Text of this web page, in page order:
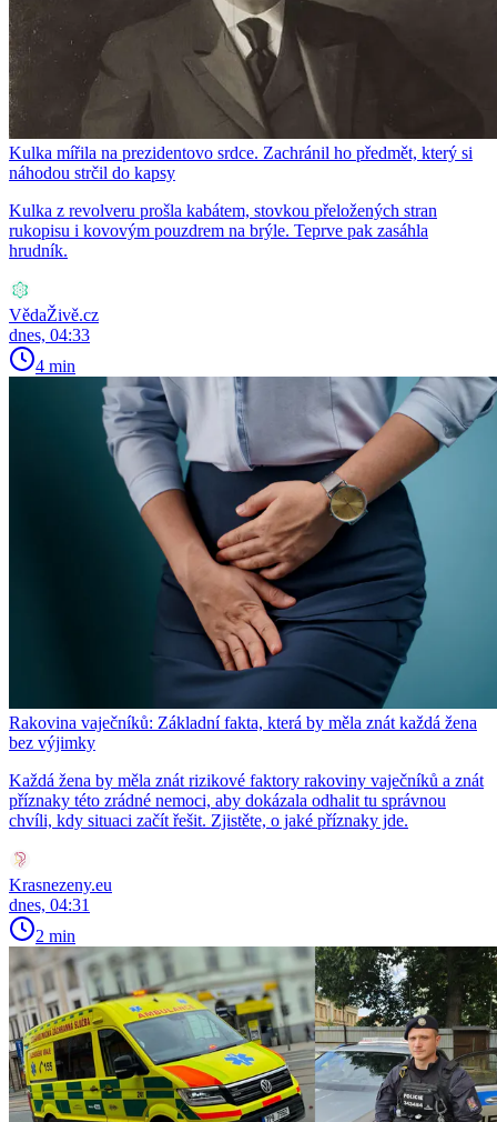
Kulka mířila na prezidentovo srdce. Zachránil ho předmět, který si
náhodou strčil do kapsy
Kulka z revolveru prošla kabátem, stovkou přeložených stran
rukopisu i kovovým pouzdrem na brýle. Teprve pak zasáhla
hrudník.
VědaŽivě.cz
dnes, 04:33
4 min
Rakovina vaječníků: Základní fakta, která by měla znát každá žena
bez výjimky
Každá žena by měla znát rizikové faktory rakoviny vaječníků a znát
příznaky této zrádné nemoci, aby dokázala odhalit tu správnou
chvíli, kdy situaci začít řešit. Zjistěte, o jaké příznaky jde.
Krasnezeny.eu
dnes, 04:31
2 min